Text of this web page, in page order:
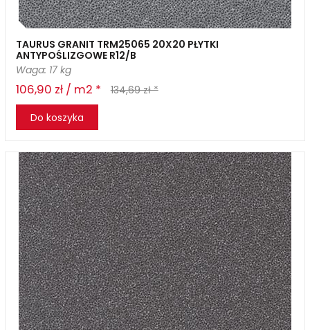
TAURUS GRANIT TRM25065 20X20 PŁYTKI
ANTYPOŚLIZGOWE R12/B
Waga: 17 kg
106,90 zł / m2 *
134,69 zł *
Do koszyka